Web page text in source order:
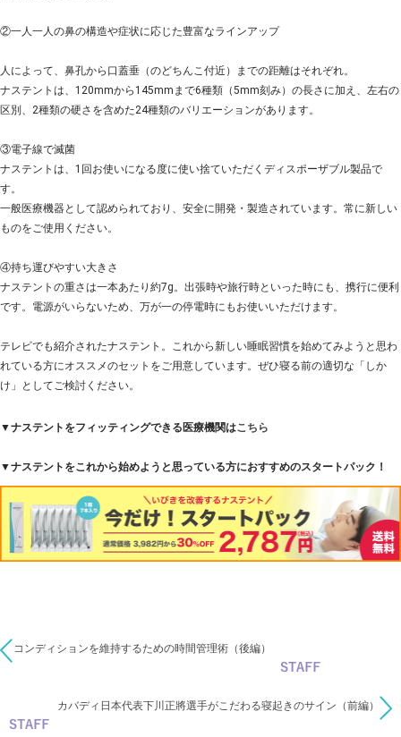
②一人一人の鼻の構造や症状に応じた豊富なラインアップ
人によって、鼻孔から口蓋垂（のどちんこ付近）までの距離はそれぞれ。
ナステントは、120mmから145mmまで6種類（5mm刻み）の長さに加え、左右の
区別、2種類の硬さを含めた24種類のバリエーションがあります。
③電子線で滅菌
ナステントは、1回お使いになる度に使い捨ていただくディスポーザブル製品で
す。
一般医療機器として認められており、安全に開発・製造されています。常に新しい
ものをご使用ください。
④持ち運びやすい大きさ
ナステントの重さは一本あたり約7g。出張時や旅行時といった時にも、携行に便利
です。電源がいらないため、万が一の停電時にもお使いいただけます。
テレビでも紹介されたナステント。これから新しい睡眠習慣を始めてみようと思わ
れている方にオススメのセットをご用意しています。ぜひ寝る前の適切な「しか
け」としてご検討ください。
▼ナステントをフィッティングできる医療機関はこちら
▼ナステントをこれから始めようと思っている方におすすめのスタートパック！
コンディションを維持するための時間管理術（後編）
カバディ日本代表下川正將選手がこだわる寝起きのサイン（前編）